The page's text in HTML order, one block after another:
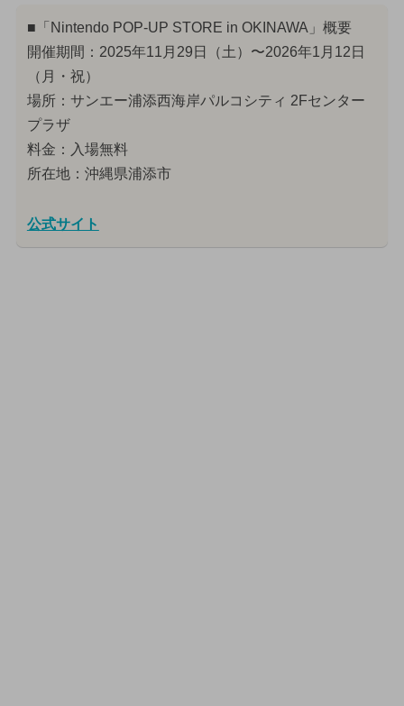
■「Nintendo POP-UP STORE in OKINAWA」概要
開催期間：2025年11月29日（土）〜2026年1月12日
（月・祝）
場所：サンエー浦添西海岸パルコシティ 2Fセンター
プラザ
料金：入場無料
所在地：沖縄県浦添市
公式サイト